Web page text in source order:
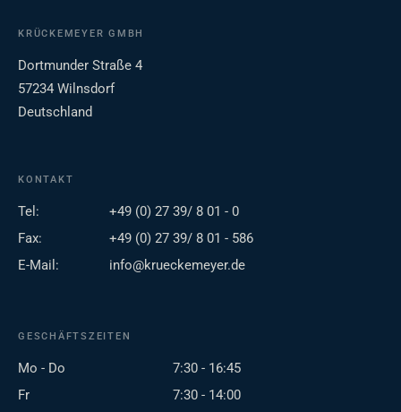
KRÜCKEMEYER GMBH
Dortmunder Straße 4
57234 Wilnsdorf
Deutschland
KONTAKT
Tel:
+49 (0) 27 39/ 8 01 - 0
Fax:
+49 (0) 27 39/ 8 01 - 586
E-Mail:
info@krueckemeyer.de
GESCHÄFTSZEITEN
Mo - Do
7:30 - 16:45
Fr
7:30 - 14:00